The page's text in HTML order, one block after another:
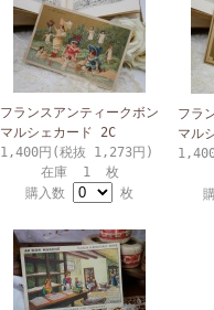
フランスアンティークボン
マルシェカード 2C
1,400円(税抜 1,273円)
在庫 1 枚
購入数
枚
フラ
マル